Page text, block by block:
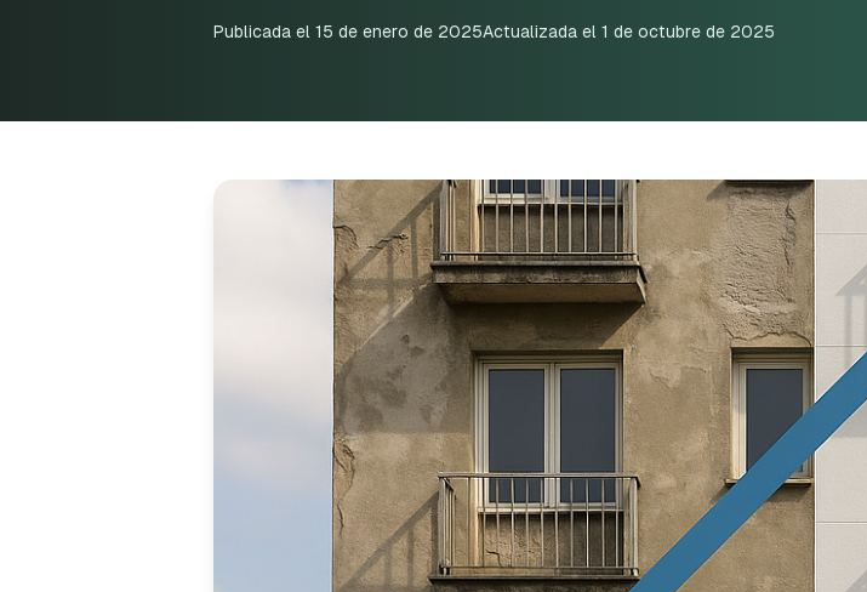
Publicada el 15 de enero de 2025Actualizada el 1 de octubre de 2025